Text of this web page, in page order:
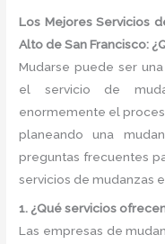
Los Mejores Servicios
Alto de San Francisco:
Mudarse puede ser
el servicio de
enormemente el
planeando una
preguntas frecuentes
servicios de mudanzas
1. ¿Qué servicios
Las empresas de